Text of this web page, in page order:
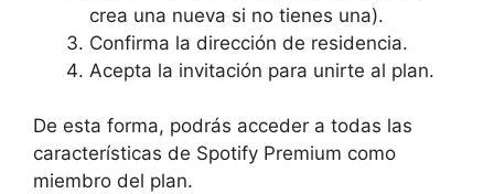
crea una nueva si no tienes una).
Confirma la dirección de residencia.
Acepta la invitación para unirte al plan.
De esta forma, podrás acceder a todas las
características de Spotify Premium como
miembro del plan.